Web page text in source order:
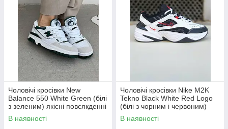
Чоловічі кросівки New
Balance 550 White Green (білі
з зеленим) якісні повсякденні
кроси NB020 top
В наявності
Чоловічі кросівки Nike M2K
Tekno Black White Red Logo
(білі з чорним і червоним)
спортивні демі кроси PD7430
топ
В наявності